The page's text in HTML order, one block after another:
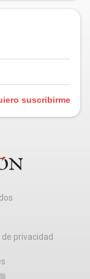
suscribirme
privacidad